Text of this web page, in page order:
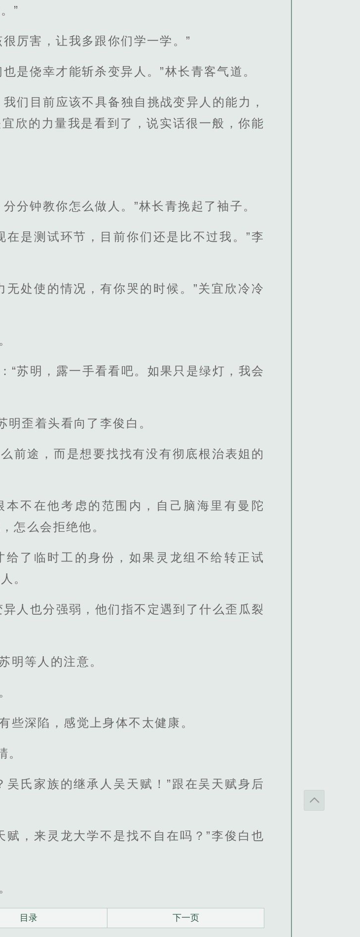
”
厉害，让我多跟你们学一学。”
是侥幸才能斩杀变异人。”林长青客气道。
们目前应该不具备独自挑战变异人的能力，
欣的力量我是看到了，说实话很一般，你能
分钟教你怎么做人。”林长青挽起了袖子。
在是测试环节，目前你们还是比不过我。”李
无处使的情况，有你哭的时候。”关宜欣冷冷
“苏明，露一手看看吧。如果只是绿灯，我会
明歪着头看向了李俊白。
前途，而是想要找找有没有彻底根治表姐的
不在他考虑的范围内，自己脑海里有曼陀
怎么会拒绝他。
给了临时工的身份，如果灵龙组不给转正试
。
人也分强弱，他们指不定遇到了什么歪瓜裂
明等人的注意。
些深陷，感觉上身体不太健康。
。
吴氏家族的继承人吴天赋！”跟在吴天赋身后
赋，来灵龙大学不是找不自在吗？”李俊白也
目录 下一页